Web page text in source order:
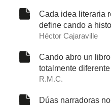
Cada idea literaria
define cando a
Héctor Cajaraville
Cando abro un
totalmente
R.M.C.
Dúas narradoras